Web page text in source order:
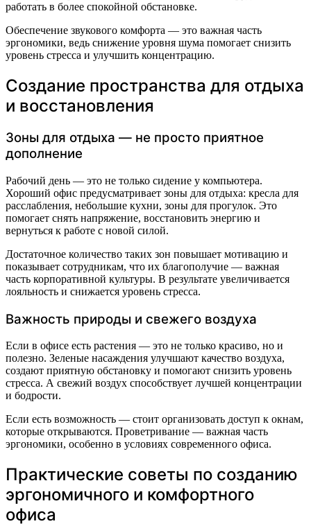
работать в более спокойной обстановке.
Обеспечение звукового комфорта — это важная часть
эргономики, ведь снижение уровня шума помогает снизить
уровень стресса и улучшить концентрацию.
Создание пространства для отдыха
и восстановления
Зоны для отдыха — не просто приятное
дополнение
Рабочий день — это не только сидение у компьютера.
Хороший офис предусматривает зоны для отдыха: кресла для
расслабления, небольшие кухни, зоны для прогулок. Это
помогает снять напряжение, восстановить энергию и
вернуться к работе с новой силой.
Достаточное количество таких зон повышает мотивацию и
показывает сотрудникам, что их благополучие — важная
часть корпоративной культуры. В результате увеличивается
лояльность и снижается уровень стресса.
Важность природы и свежего воздуха
Если в офисе есть растения — это не только красиво, но и
полезно. Зеленые насаждения улучшают качество воздуха,
создают приятную обстановку и помогают снизить уровень
стресса. А свежий воздух способствует лучшей концентрации
и бодрости.
Если есть возможность — стоит организовать доступ к окнам,
которые открываются. Проветривание — важная часть
эргономики, особенно в условиях современного офиса.
Практические советы по созданию
эргономичного и комфортного
офиса